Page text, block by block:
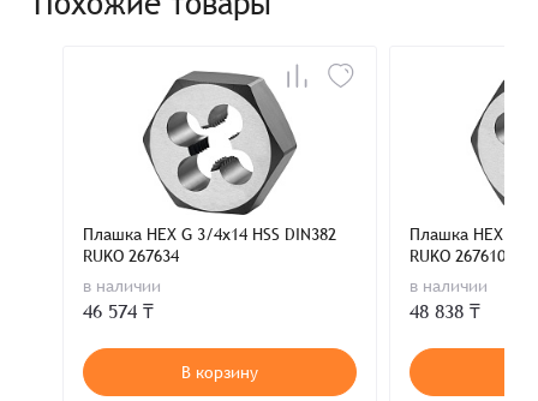
Плашка HEX G 3/4x14 HSS DIN382
RUKO 267634
в наличии
46 574 ₸
В корзину
Плашка HEX G
RUKO 267610
в наличии
48 838 ₸